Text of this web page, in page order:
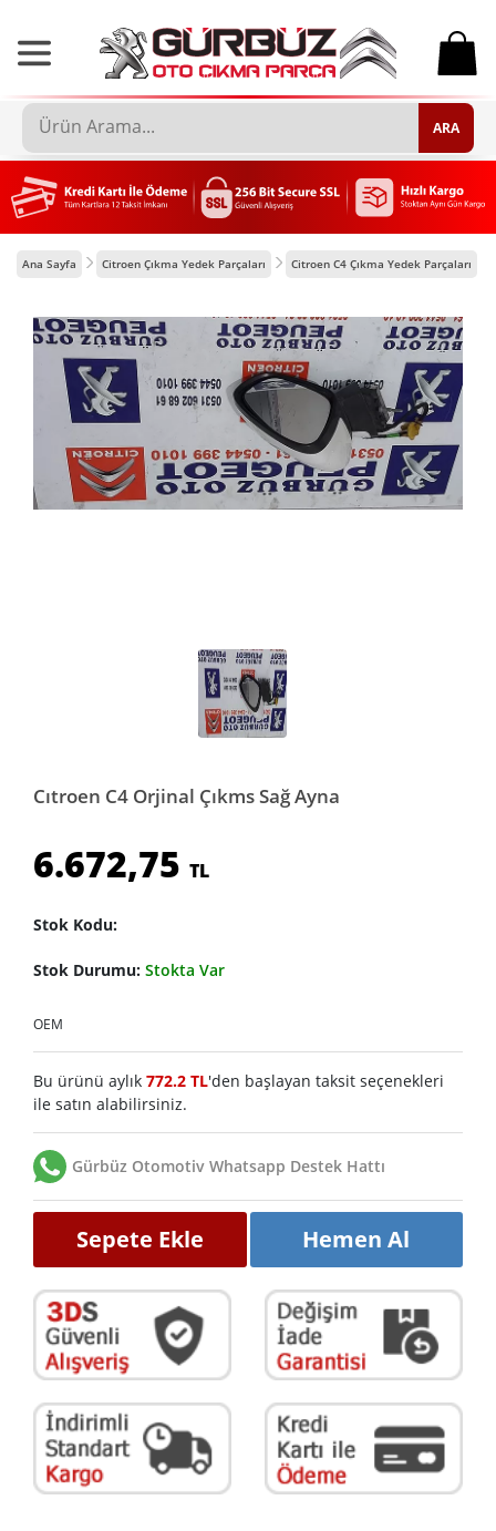
0
ARA
Ana Sayfa Citroen Çıkma Yedek Parçaları Citroen C4 Çıkma Yedek Parçaları
Cıtroen C4 Orjinal Çıkms Sağ Ayna
6.672,75 TL
Stok Kodu:
Stok Durumu: Stokta Var
OEM
Bu ürünü aylık 772.2 TL'den başlayan taksit seçenekleri
ile satın alabilirsiniz.
Gürbüz Otomotiv Whatsapp Destek Hattı
Sepete Ekle Hemen Al